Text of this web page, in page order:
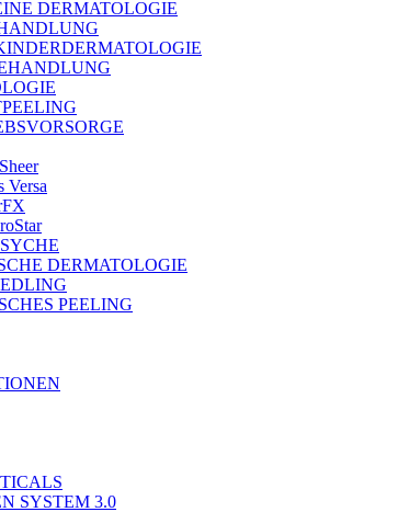
DERMATOLOGIE
Versa
DERMATOLOGIE
PEELING
SYSTEM 3.0